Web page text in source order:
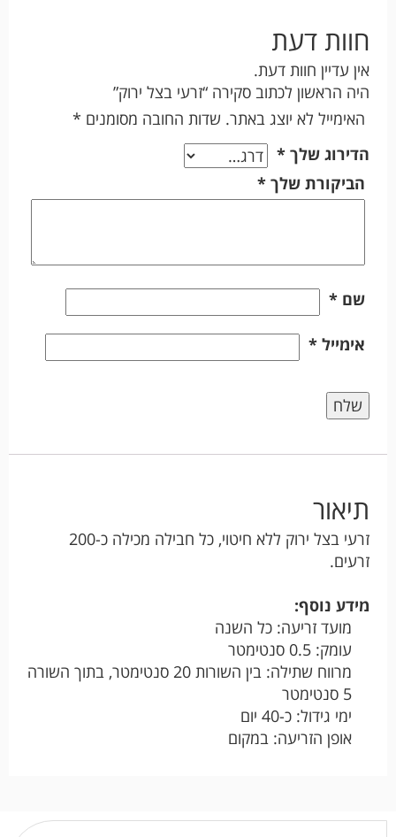
חוות דעת
אין עדיין חוות דעת.
היה הראשון לכתוב סקירה “זרעי בצל ירוק”
האימייל לא יוצג באתר. שדות החובה מסומנים *
הדירוג שלך *
הביקורת שלך *
שם *
אימייל *
תיאור
זרעי בצל ירוק ללא חיטוי, כל חבילה מכילה כ-200
זרעים.
מידע נוסף:
מועד זריעה: כל השנה
עומק: 0.5 סנטימטר
מרווח שתילה: בין השורות 20 סנטימטר, בתוך השורה
5 סנטימטר
ימי גידול: כ-40 יום
אופן הזריעה: במקום